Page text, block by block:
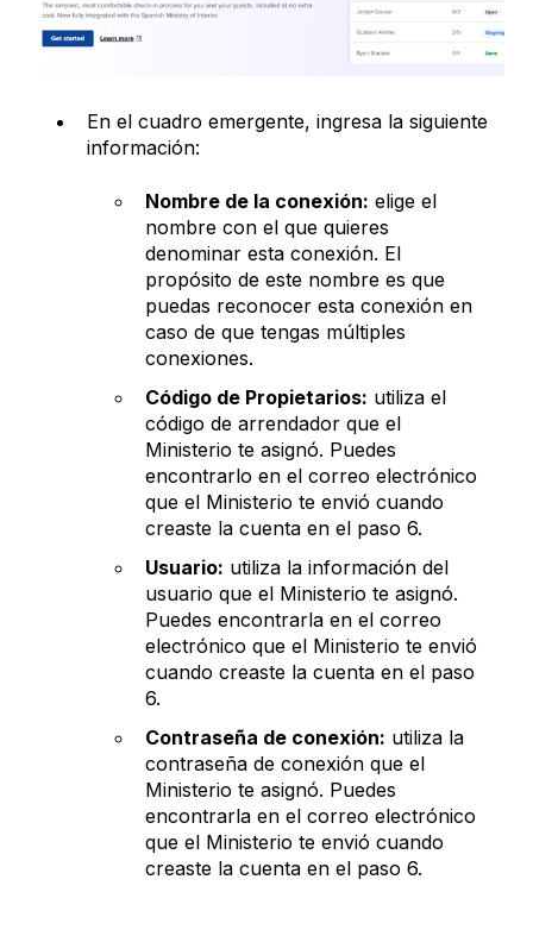
En el cuadro emergente, ingresa la siguiente
información:
Nombre de la conexión: elige el
nombre con el que quieres
denominar esta conexión. El
propósito de este nombre es que
puedas reconocer esta conexión en
caso de que tengas múltiples
conexiones.
Código de Propietarios: utiliza el
código de arrendador que el
Ministerio te asignó. Puedes
encontrarlo en el correo electrónico
que el Ministerio te envió cuando
creaste la cuenta en el paso 6.
Usuario: utiliza la información del
usuario que el Ministerio te asignó.
Puedes encontrarla en el correo
electrónico que el Ministerio te envió
cuando creaste la cuenta en el paso
6.
Contraseña de conexión: utiliza la
contraseña de conexión que el
Ministerio te asignó. Puedes
encontrarla en el correo electrónico
que el Ministerio te envió cuando
creaste la cuenta en el paso 6.